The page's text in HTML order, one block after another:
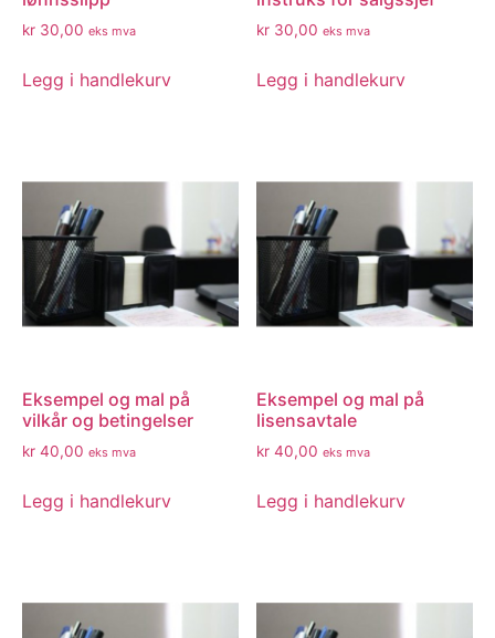
kr 30,00 eks mva
Legg i handlekurv
kr 30,00 eks mva
Legg i handlekurv
Eksempel og mal på
vilkår og betingelser
kr 40,00 eks mva
Legg i handlekurv
Eksempel og mal på
lisensavtale
kr 40,00 eks mva
Legg i handlekurv